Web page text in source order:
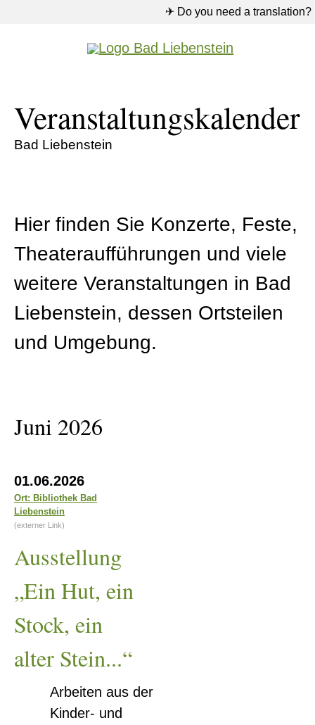
✈ Do you need a translation?
Veranstaltungskalender
Bad Liebenstein
Hier finden Sie Konzerte, Feste,
Theateraufführungen und viele
weitere Veranstaltungen in Bad
Liebenstein, dessen Ortsteilen
und Umgebung.
Juni 2026
01.06.2026
Ort: Bibliothek Bad
Liebenstein
(externer Link)
Ausstellung
„Ein Hut, ein
Stock, ein
alter Stein...“
Arbeiten aus der
Kinder- und